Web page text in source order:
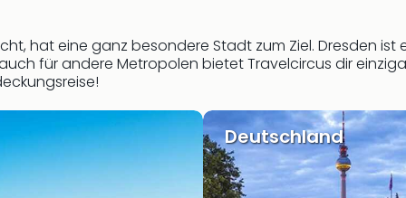
hat eine ganz besondere Stadt zum Ziel. Dresden
für andere Metropolen bietet Travelcircus dir
Deutschland